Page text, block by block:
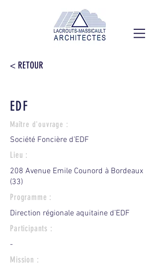
< RETOUR
EDF
Maître d'ouvrage :
Société Foncière d’EDF
Lieu :
208 Avenue Emile Counord à Bordeaux
(33)
Programme :
Direction régionale aquitaine d’EDF
Participants :
-
Mission :